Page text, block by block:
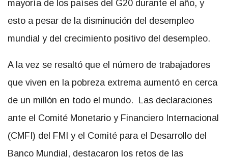
mayoría de los países del G20 durante el año, y
esto a pesar de la disminución del desempleo
mundial y del crecimiento positivo del desempleo.
A la vez se resaltó que el número de trabajadores
que viven en la pobreza extrema aumentó en cerca
de un millón en todo el mundo. Las declaraciones
ante el Comité Monetario y Financiero Internacional
(CMFI) del FMI y el Comité para el Desarrollo del
Banco Mundial, destacaron los retos de las